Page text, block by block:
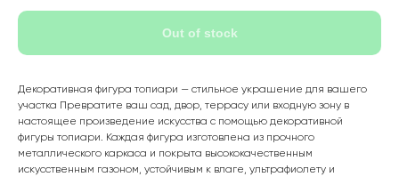
Out of stock
Декоративная фигура топиари — стильное украшение для вашего
участка Превратите ваш сад, двор, террасу или входную зону в
настоящее произведение искусства с помощью декоративной
фигуры топиари. Каждая фигура изготовлена из прочного
металлического каркаса и покрыта высококачественным
искусственным газоном, устойчивым к влаге, ультрафиолету и